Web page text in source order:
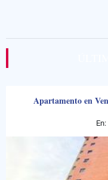
Apartamento en